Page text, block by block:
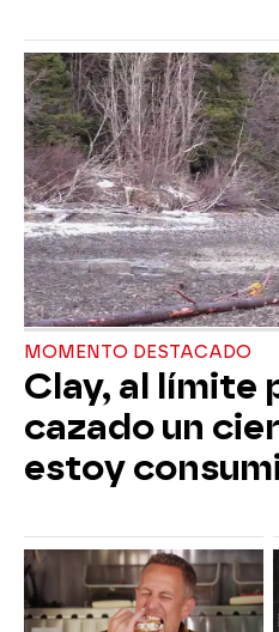
MOMENTO DESTACADO
Clay, al límite
cazado un
estoy